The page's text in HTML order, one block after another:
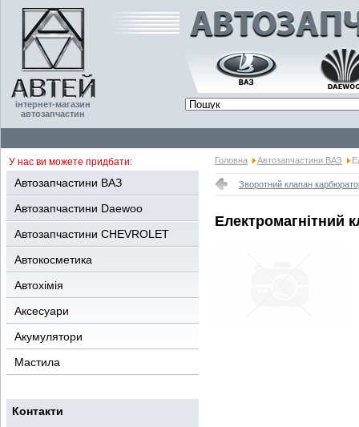
інтернет-магазин
автозапчастин
У нас ви можете придбати:
Автозапчастини ВАЗ
Автозапчастини Daewoo
Автозапчастини CHEVROLET
Автокосметика
Автохімія
Аксесуари
Акумулятори
Мастила
Контакти
Головна Автозапчастини ВАЗ
Зворотний клапан
Електромагнітний